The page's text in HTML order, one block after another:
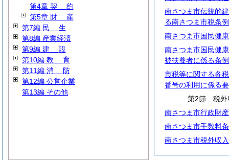
南さつま市伝統的
る南さつま市税条
南さつま市国民健
南さつま市国民健
被扶養者に係る条
市税等に関する各
番号の利用に係る
第2節 税外
南さつま市行政財
南さつま市手数料
南さつま市税外収
第4章 契 約
第5章 財 産
第7編 民 生
第8編 産業経済
第9編 建 設
第10編 教 育
第11編 消 防
第12編 公営企業
第13編 その他